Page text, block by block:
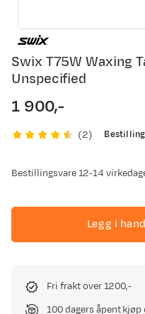
Swix T75W Waxing
Unspecified
price
1 900,-
(2)
Bestillingsvare 12-14
Legg i
Fri frakt over 1200,-
100 dagers åpent